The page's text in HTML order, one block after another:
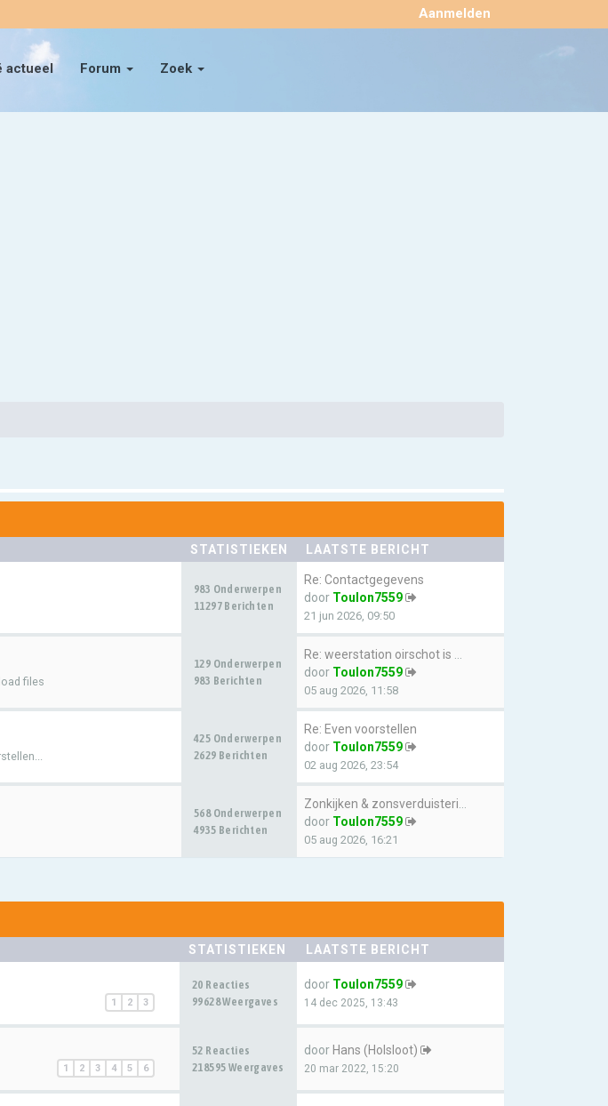
actueel Forum Zoek
Aanmelden ×
STATISTIEKEN LAATSTE BERICHT
983 Onderwerpen
11297 Berichten
Re: Contactgegevens
door Toulon7559
21 jun 2026, 09:50
files
129 Onderwerpen
983 Berichten
door Toulon7559
05 aug 2026, 11:58
425 Onderwerpen
2629 Berichten
Re: Even voorstellen
door Toulon7559
02 aug 2026, 23:54
568 Onderwerpen
4935 Berichten
door Toulon7559
05 aug 2026, 16:21
STATISTIEKEN LAATSTE BERICHT
1 2 3
20 Reacties
99628 Weergaves
door Toulon7559
14 dec 2025, 13:43
1 2 3 4 5 6
52 Reacties
218595 Weergaves
door Hans (Holsloot)
20 mar 2022, 15:20